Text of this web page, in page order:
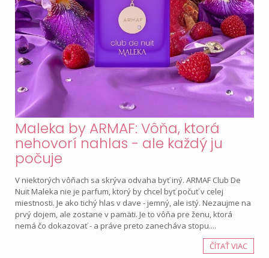
Maleka by ARMAF: Vôňa, ktorá
nehovorí nahlas - ale každý ju
počuje
V niektorých vôňach sa skrýva odvaha byť iný. ARMAF Club De
Nuit Maleka nie je parfum, ktorý by chcel byť počuť v celej
miestnosti. Je ako tichý hlas v dave - jemný, ale istý. Nezaujme na
prvý dojem, ale zostane v pamäti. Je to vôňa pre ženu, ktorá
nemá čo dokazovať - a práve preto zanecháva stopu....
ČÍTAŤ VIAC